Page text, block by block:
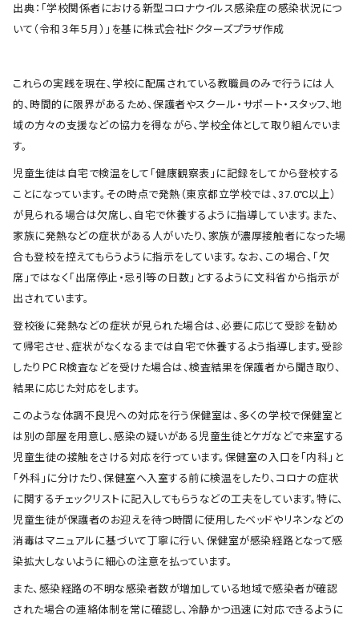
出典：「学校関係者における新型コロナウイルス感染症の感染状況につ
いて（令和３年５月）」を基に株式会社ドクターズプラザ作成
これらの実践を現在、学校に配属されている教職員のみで行うには人
的、時間的に限界があるため、保護者やスクール・サポート・スタッフ、地
域の方々の支援などの協力を得ながら、学校全体として取り組んでいま
す。
児童生徒は自宅で検温をして「健康観察表」に記録をしてから登校する
ことになっています。その時点で発熱（東京都立学校では、37.0℃以上）
が見られる場合は欠席し、自宅で休養するように指導しています。また、
家族に発熱などの症状がある人がいたり、家族が濃厚接触者になった場
合も登校を控えてもらうように指示をしています。なお、この場合、「欠
席」ではなく「出席停止・忌引等の日数」とするように文科省から指示が
出されています。
登校後に発熱などの症状が見られた場合は、必要に応じて受診を勧め
て帰宅させ、症状がなくなるまでは自宅で休養するよう指導します。受診
したりＰＣＲ検査などを受けた場合は、検査結果を保護者から聞き取り、
結果に応じた対応をします。
このような体調不良児への対応を行う保健室は、多くの学校で保健室と
は別の部屋を用意し、感染の疑いがある児童生徒とケガなどで来室する
児童生徒の接触をさける対応を行っています。保健室の入口を「内科」と
「外科」に分けたり、保健室へ入室する前に検温をしたり、コロナの症状
に関するチェックリストに記入してもらうなどの工夫をしています。特に、
児童生徒が保護者のお迎えを待つ時間に使用したベッドやリネンなどの
消毒はマニュアルに基づいて丁寧に行い、保健室が感染経路となって感
染拡大しないように細心の注意を払っています。
また、感染経路の不明な感染者数が増加している地域で感染者が確認
された場合の連絡体制を常に確認し、冷静かつ迅速に対応できるように